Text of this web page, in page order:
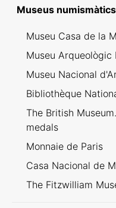
Museus numismàtics
Museu Casa de la
Museu Arqueològic
Museu Nacional
Bibliothèque
The British
medals
Monnaie de Paris
Casa Nacional de
The Fitzwilliam